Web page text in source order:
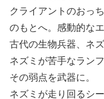
クライアントのおっ
のもとへ。感動的な
古代の生物兵器、ネズ
ネズミが苦手なランフ
その弱点を武器に。
ネズミが走り回るシ